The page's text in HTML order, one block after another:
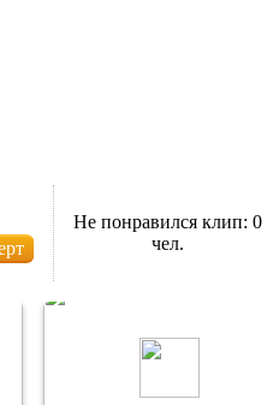
Не понравился клип: 0
чел.